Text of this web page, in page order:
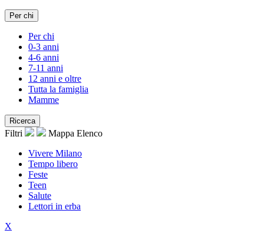
Per chi
Per chi
0-3 anni
4-6 anni
7-11 anni
12 anni e oltre
Tutta la famiglia
Mamme
Ricerca
Filtri Mappa Elenco
Vivere Milano
Tempo libero
Feste
Teen
Salute
Lettori in erba
X